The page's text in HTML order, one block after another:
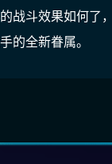
战斗效果如何了，
的全新眷属。